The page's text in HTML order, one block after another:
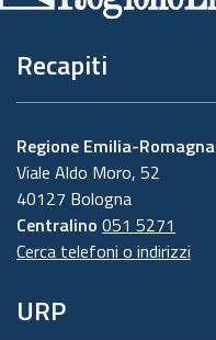
Recapiti
Regione Emilia-Romagna
Viale Aldo Moro, 52
40127 Bologna
Centralino 051 5271
Cerca telefoni o indirizzi
URP